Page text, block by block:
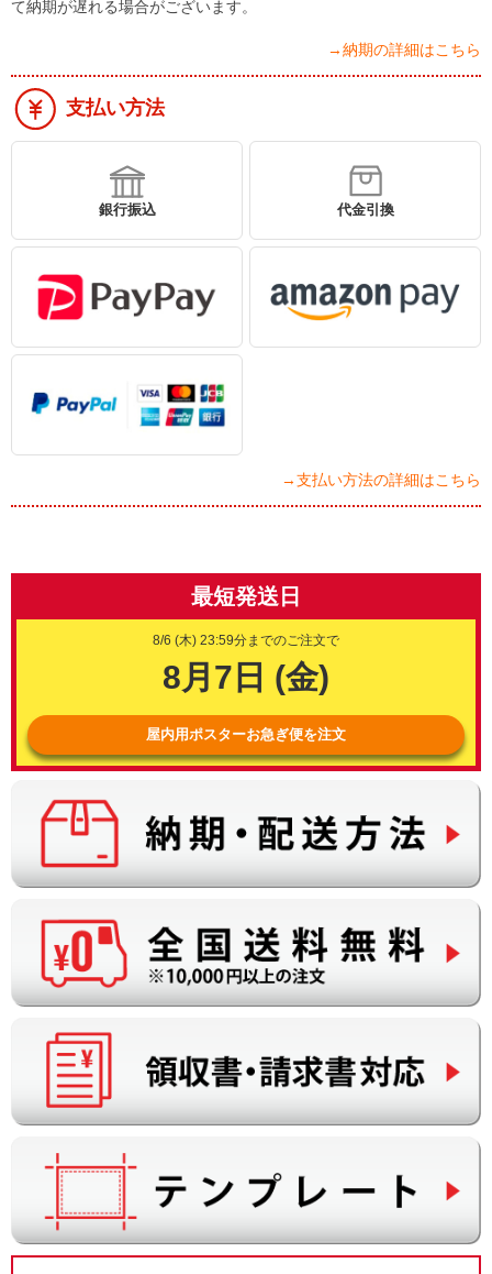
て納期が遅れる場合がございます。
→納期の詳細はこちら
支払い方法
銀行振込 代金引換
→支払い方法の詳細はこちら